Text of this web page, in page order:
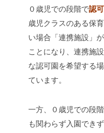
０歳児での段階で認
歳児クラスのある保
い場合「連携施設」
ことになり、 連携施
な認可園を希望する
ています。
一方、０歳児での段
も関わらず入園できず